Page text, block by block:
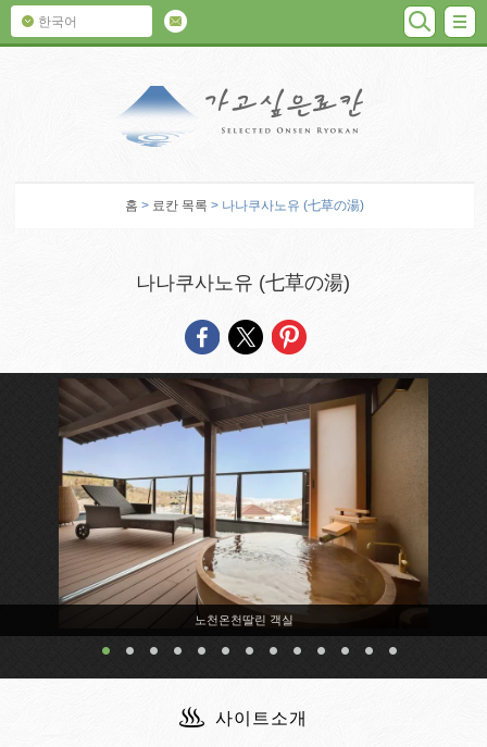
한국어 검색
홈 > 료칸 목록 > 나나쿠사노유 (七草の湯)
나나쿠사노유 (七草の湯)
사이트소개